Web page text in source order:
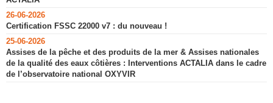
26-06-2026
Certification FSSC 22000 v7 : du nouveau !
25-06-2026
Assises de la pêche et des produits de la mer & Assises nationales
de la qualité des eaux côtières : Interventions ACTALIA dans le cadre
de l’observatoire national OXYVIR